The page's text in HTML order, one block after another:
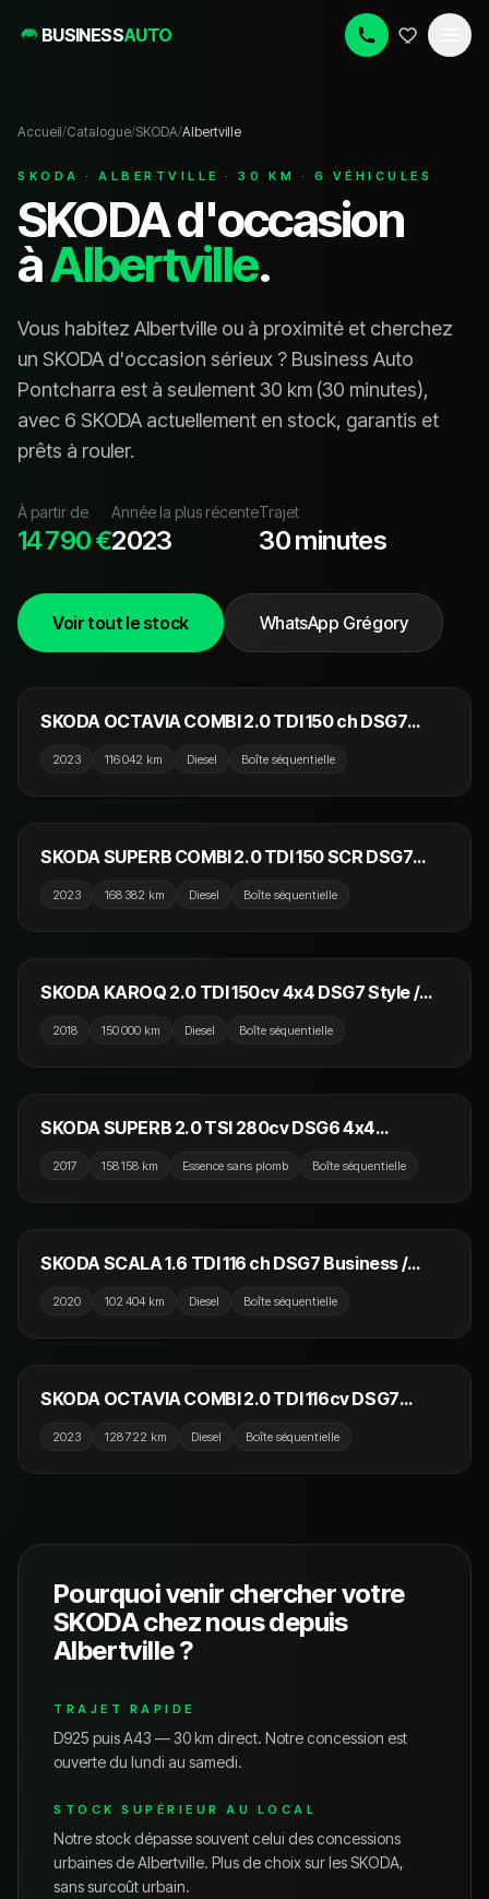
BUSINESSAUTO
Accueil/Catalogue/SKODA/Albertville
SKODA ·ALBERTVILLE ·30 KM · 6 VÉHICULE S
SKODAd'occasion
àAlbertville.
Vous habitez Albertville ou à proximité et cherchez
un SKODA d'occasion sérieux ? Business Auto
Pontcharra est à seulement30 km (30 minutes),
avec 6 SKODA actuellement en stock, garantis et
prêts à rouler.
À partir de
14 790 €
Année la plus récente
2023
Trajet
30 minutes
Voir tout le stock
WhatsApp Grégory
18 990 €
SKODA OCTAVIA COMBI 2.0 TDI 150 ch DSG7
2023 116 042 km Diesel Boîte séquentielle
16 990 €
SKODA SUPERB COMBI 2.0 TDI 150 SCR DSG7
2023 168 382 km Diesel Boîte séquentielle
16 990 €
SKODA KAROQ 2.0 TDI 150cv 4x4 DSG7 Style /
2018 150 000 km Diesel Boîte séquentielle
19 990 €
SKODA SUPERB 2.0 TSI 280cv DSG6 4x4
Attelage
2017 158 158 km Essence sans plomb Boîte séquentielle
14 790 €
SKODA SCALA 1.6 TDI 116 ch DSG7 Business /
2020 102 404 km Diesel Boîte séquentielle
17 990 €
SKODA OCTAVIA COMBI 2.0 TDI 116cv DSG7
Camera
2023 128 722 km Diesel Boîte séquentielle
Pourquoi venir chercher votre
SKODAchez nous depuis
Albertville?
TRAJET RAPIDE
D925 puis A43 — 30 km direct. Notre concession est
ouverte du lundi au samedi.
STOCK SUPÉRIEUR AU LOCAL
Notre stock dépasse souvent celui des concessions
urbaines deAlbertville. Plus de choix sur lesSKODA,
sans surcoût urbain.